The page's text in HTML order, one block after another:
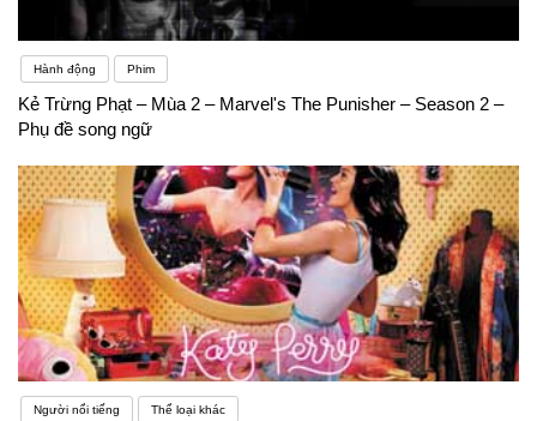
Hành động Phim
Kẻ Trừng Phạt – Mùa 2 – Marvel's The Punisher – Season 2 –
Phụ đề song ngữ
Người nổi tiếng Thể loại khác